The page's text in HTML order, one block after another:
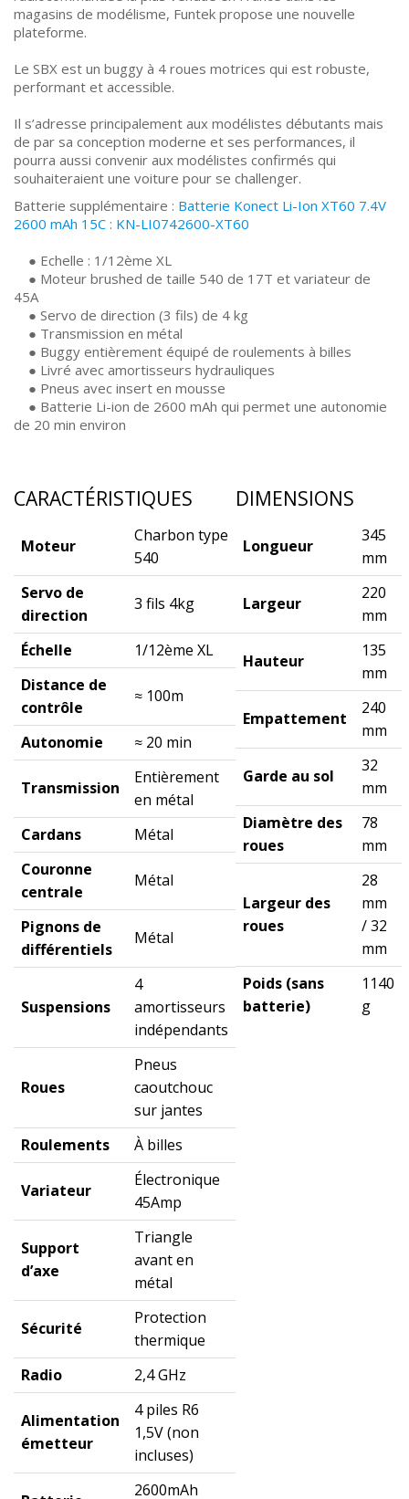
magasins de modélisme, Funtek propose une nouvelle
plateforme.
Le SBX est un buggy à 4 roues motrices qui est robuste,
performant et accessible.
Il s’adresse principalement aux modélistes débutants mais
de par sa conception moderne et ses performances, il
pourra aussi convenir aux modélistes confirmés qui
souhaiteraient une voiture pour se challenger.
Batterie supplémentaire : Batterie Konect Li-Ion XT60 7.4V
2600 mAh 15C : KN-LI0742600-XT60
● Echelle : 1/12ème XL
● Moteur brushed de taille 540 de 17T et variateur de
45A
● Servo de direction (3 fils) de 4 kg
● Transmission en métal
● Buggy entièrement équipé de roulements à billes
● Livré avec amortisseurs hydrauliques
● Pneus avec insert en mousse
● Batterie Li-ion de 2600 mAh qui permet une autonomie
de 20 min environ
CARACTÉRISTIQUES
Moteur
Charbon type
540
Servo de
direction
3 fils 4kg
Échelle
1/12ème XL
Distance de
contrôle
≈ 100m
Autonomie ≈ 20 min
Transmission
Entièrement
en métal
Cardans
Métal
Couronne
centrale
Métal
Pignons de
différentiels
Métal
Suspensions
4
amortisseurs
indépendants
Roues
Pneus
caoutchouc
sur jantes
Roulements
À billes
Variateur
Électronique
45Amp
Support
d’axe
Triangle
avant en
métal
Sécurité
Protection
thermique
Radio
2,4 GHz
Alimentation
émetteur
4 piles R6
1,5V (non
incluses)
2600mAh
DIMENSIONS
Longueur
345
mm
Largeur
220
mm
Hauteur
135
mm
Empattement
240
mm
Garde au sol
32
mm
Diamètre des
roues
78
mm
Largeur des
roues
28
mm
/ 32
mm
Poids (sans
batterie)
1140
g